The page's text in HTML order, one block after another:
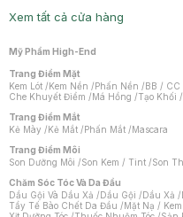
Xem tất cả cửa hàng
Mỹ Phẩm High-End
Trang Điểm Mặt
Kem Lót /Kem Nền /Phấn Nền /BB / CC
Che Khuyết Điểm /Má Hồng /Tạo Khối
Trang Điểm Mắt
Kẻ Mày /Kẻ Mắt /Phấn Mắt /Mascara
Trang Điểm Môi
Son Dưỡng Môi /Son Kem / Tint /Son
Chăm Sóc Tóc Và Da Đầu
Dầu Gội Và Dầu Xả /Dầu Gội /Dầu Xả /
Tẩy Tế Bào Chết Da Đầu /Mặt Nạ / Kem